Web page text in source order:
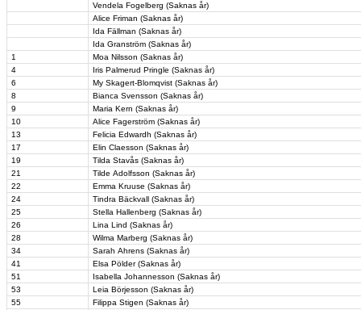
Vendela Fogelberg (Saknas år)
Alice Friman (Saknas år)
Ida Fällman (Saknas år)
Ida Granström (Saknas år)
1
Moa Nilsson (Saknas år)
4
Iris Palmerud Pringle (Saknas år)
6
My Skagert-Blomqvist (Saknas år)
8
Bianca Svensson (Saknas år)
9
Maria Kern (Saknas år)
10
Alice Fagerström (Saknas år)
13
Felicia Edwardh (Saknas år)
17
Elin Claesson (Saknas år)
19
Tilda Stavås (Saknas år)
21
Tilde Adolfsson (Saknas år)
22
Emma Kruuse (Saknas år)
24
Tindra Bäckvall (Saknas år)
25
Stella Hallenberg (Saknas år)
26
Lina Lind (Saknas år)
28
Wilma Marberg (Saknas år)
34
Sarah Ahrens (Saknas år)
41
Elsa Pölder (Saknas år)
51
Isabella Johannesson (Saknas år)
53
Leia Börjesson (Saknas år)
55
Filippa Stigen (Saknas år)